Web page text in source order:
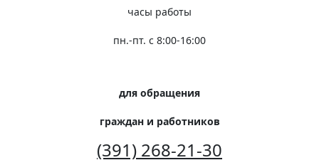
часы работы
пн.-пт. с 8:00-16:00
для обращения
граждан и работников
(391) 268-21-30